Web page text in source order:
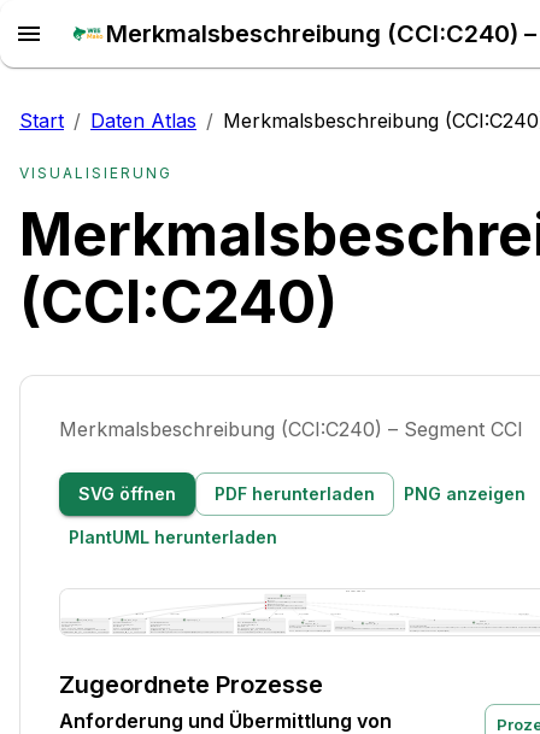
Merkmalsbeschreibung (CCI:C240)
Start / Daten Atlas / Merkmalsbeschreibung
VISUALISIERUNG
(CCI:C240)
Merkmalsbeschreibung (CCI:C240) – Segment CCI
SVG öffnen PDF herunterladen PNG anzeigen
PlantUML herunterladen
Zugeordnete Prozesse
Anforderung und Übermittlung von